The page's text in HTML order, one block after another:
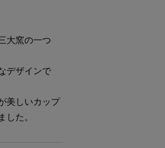
大窯の一つ
デザインで
美しいカップ
た。